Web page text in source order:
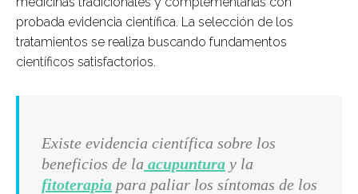
probada evidencia científica. La selección de los
tratamientos se realiza buscando fundamentos
científicos satisfactorios.
Existe evidencia científica sobre los
beneficios de la acupuntura y la
fitoterapia para paliar los síntomas de los